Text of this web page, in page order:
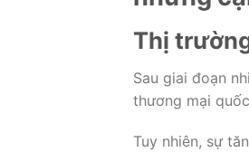
Thị
Sau giai đoạn
thương mại
Tuy nhiên, sự